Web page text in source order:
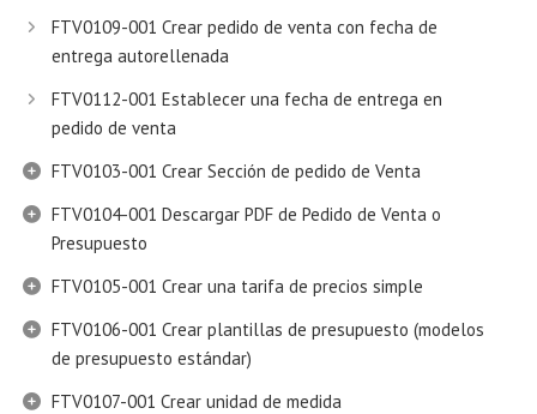
FTV0109-001 Crear pedido de venta con fecha de
entrega autorellenada
FTV0112-001 Establecer una fecha de entrega en
pedido de venta
FTV0103-001 Crear Sección de pedido de Venta
FTV0104-001 Descargar PDF de Pedido de Venta o
Presupuesto
FTV0105-001 Crear una tarifa de precios simple
FTV0106-001 Crear plantillas de presupuesto (modelos
de presupuesto estándar)
FTV0107-001 Crear unidad de medida